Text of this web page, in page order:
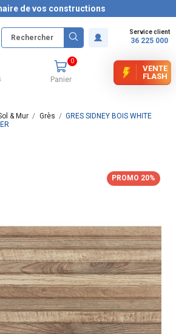
de vos constructions
Service client
36 225 000
Panier
0
VENTE
FLASH
& Mur Grès
GRES SIDNEY BOIS WHITE
PROMO 20%